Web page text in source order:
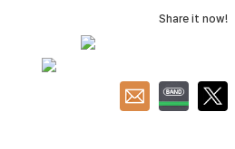
Share it now!